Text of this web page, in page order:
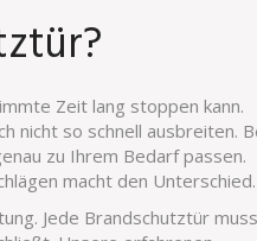
Zeit lang stoppen kann.
nicht so schnell ausbreiten.
zu Ihrem Bedarf passen.
macht den Unterschied.
Jede Brandschutztür muss